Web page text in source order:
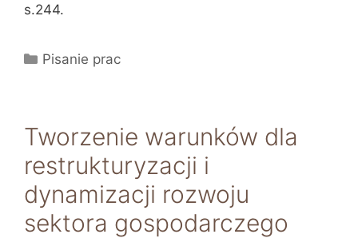
s.244.
Kategorie
Pisanie prac
Tworzenie warunków dla
restrukturyzacji i
dynamizacji rozwoju
sektora gospodarczego